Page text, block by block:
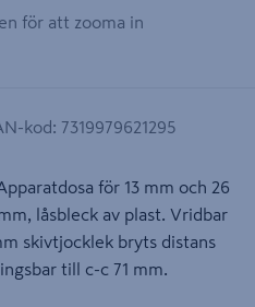
för att zooma in
kod: 7319979621295
för 13 mm och 26
låsbleck av plast. Vridbar
skivtjocklek bryts distans
till c-c 71 mm.